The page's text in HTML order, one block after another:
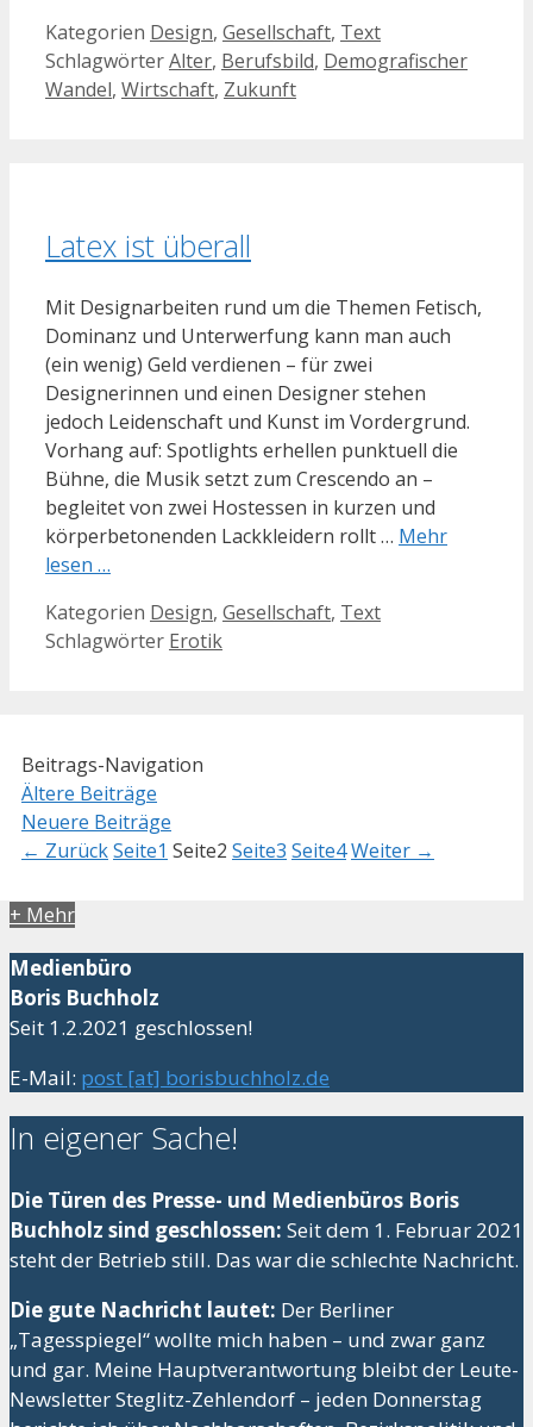
Kategorien Design, Gesellschaft, Text
SchlagwörterAlter, Berufsbild, Demografischer
Wandel, Wirtschaft, Zukunft
Latex ist überall
Mit Designarbeiten rund um die Themen Fetisch,
Dominanz und Unterwerfung kann man auch
(ein wenig) Geld verdienen – für zwei
Designerinnen und einen Designer stehen
jedoch Leidenschaft und Kunst im Vordergrund.
Vorhang auf: Spotlights erhellen punktuell die
Bühne, die Musik setzt zum Crescendo an –
begleitet von zwei Hostessen in kurzen und
körperbetonenden Lackkleidern rollt … Mehr
lesen …
Kategorien Design, Gesellschaft, Text
Schlagwörter Erotik
Beitrags-Navigation
Ältere Beiträge
Neuere Beiträge
← ZurückSeite1 Seite2 Seite3 Seite4Weiter →
+ Mehr
Medienbüro
Boris Buchholz
Seit 1.2.2021 geschlossen!
E-Mail: post [at] borisbuchholz.de
In eigener Sache!
Die Türen des Presse- und Medienbüros Boris
Buchholz sind geschlossen: Seit dem 1. Februar 2021
steht der Betrieb still. Das war die schlechte Nachricht.
Die gute Nachricht lautet: Der Berliner
„Tagesspiegel“ wollte mich haben – und zwar ganz
und gar. Meine Hauptverantwortung bleibt der Leute-
Newsletter Steglitz-Zehlendorf – jeden Donnerstag